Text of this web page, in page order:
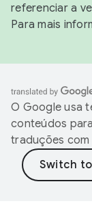
referenciar a
Para mais
O Google usa
conteúdos
traduções